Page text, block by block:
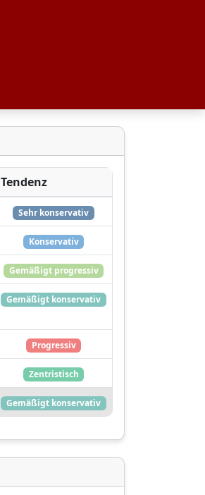
Tendenz
Sehr konservativ
Konservativ
Gemäßigt progressiv
Gemäßigt konservativ
Progressiv
Zentristisch
Gemäßigt konservativ